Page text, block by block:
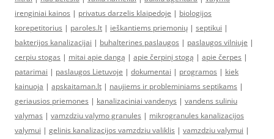
irenginiai kainos | privatus darzelis klaipedoje | biologijos
korepetitorius | paroles.lt | ieškantiems priemonių | septikui |
bakterijos kanalizacijai | buhalterines paslaugos | paslaugos vilniuje |
cerpiu stogas | mitai apie dangą | apie čerpinį stogą | apie čerpes |
patarimai | paslaugos Lietuvoje | dokumentai | programos | kiek
kainuoja | apskaitaman.lt | naujiems ir probleminiams septikams |
geriausios priemones | kanalizaciniai vandenys | vandens suliniu
valymas | vamzdziu valymo granules | mikrogranules kanalizacijos
valymui | gelinis kanalizacijos vamzdziu valiklis | vamzdziu valymui |